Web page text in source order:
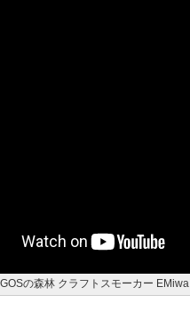
の森林 クラフトスモーカー EMiwa